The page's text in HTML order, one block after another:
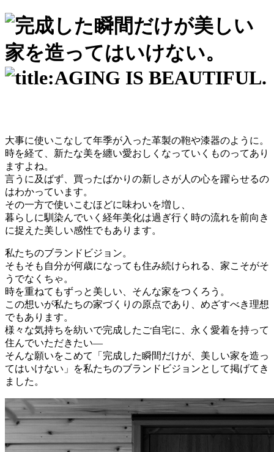
大事に使いこなして年季が入った革製の鞄や漆器のように。
時を経て、新たな美を纏い愛おしくなっていくものってあり
ますよね。
言うに及ばず、買ったばかりの新しさが人の心を躍らせるの
はわかっています。
その一方で使いこむほどに味わいを増し、
暮らしに馴染んでいく経年美化は過ぎ行く時の流れを前向き
に捉えた美しい感性でもあります。
私たちのブランドビジョン。
そもそも自分が何歳になっても住み続けられる、家こそがそ
うでなくちゃ。
時を重ねてもずっと美しい、そんな家をつくろう。
この想いが私たちの家づくりの原点であり、めざすべき理想
でもあります。
様々な気持ちを紡いで完成したご自宅に、永く愛着を持って
住んでいただきたい―
そんな願いをこめて「完成した瞬間だけが、美しい家を造っ
てはいけない」を私たちのブランドビジョンとして掲げてき
ました。